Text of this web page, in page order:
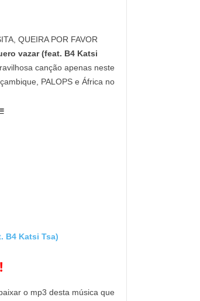
QUEIRA POR FAVOR
vazar (feat. B4 Katsi
canção apenas neste
PALOPS e África no
B4 Katsi Tsa)
o mp3 desta música que